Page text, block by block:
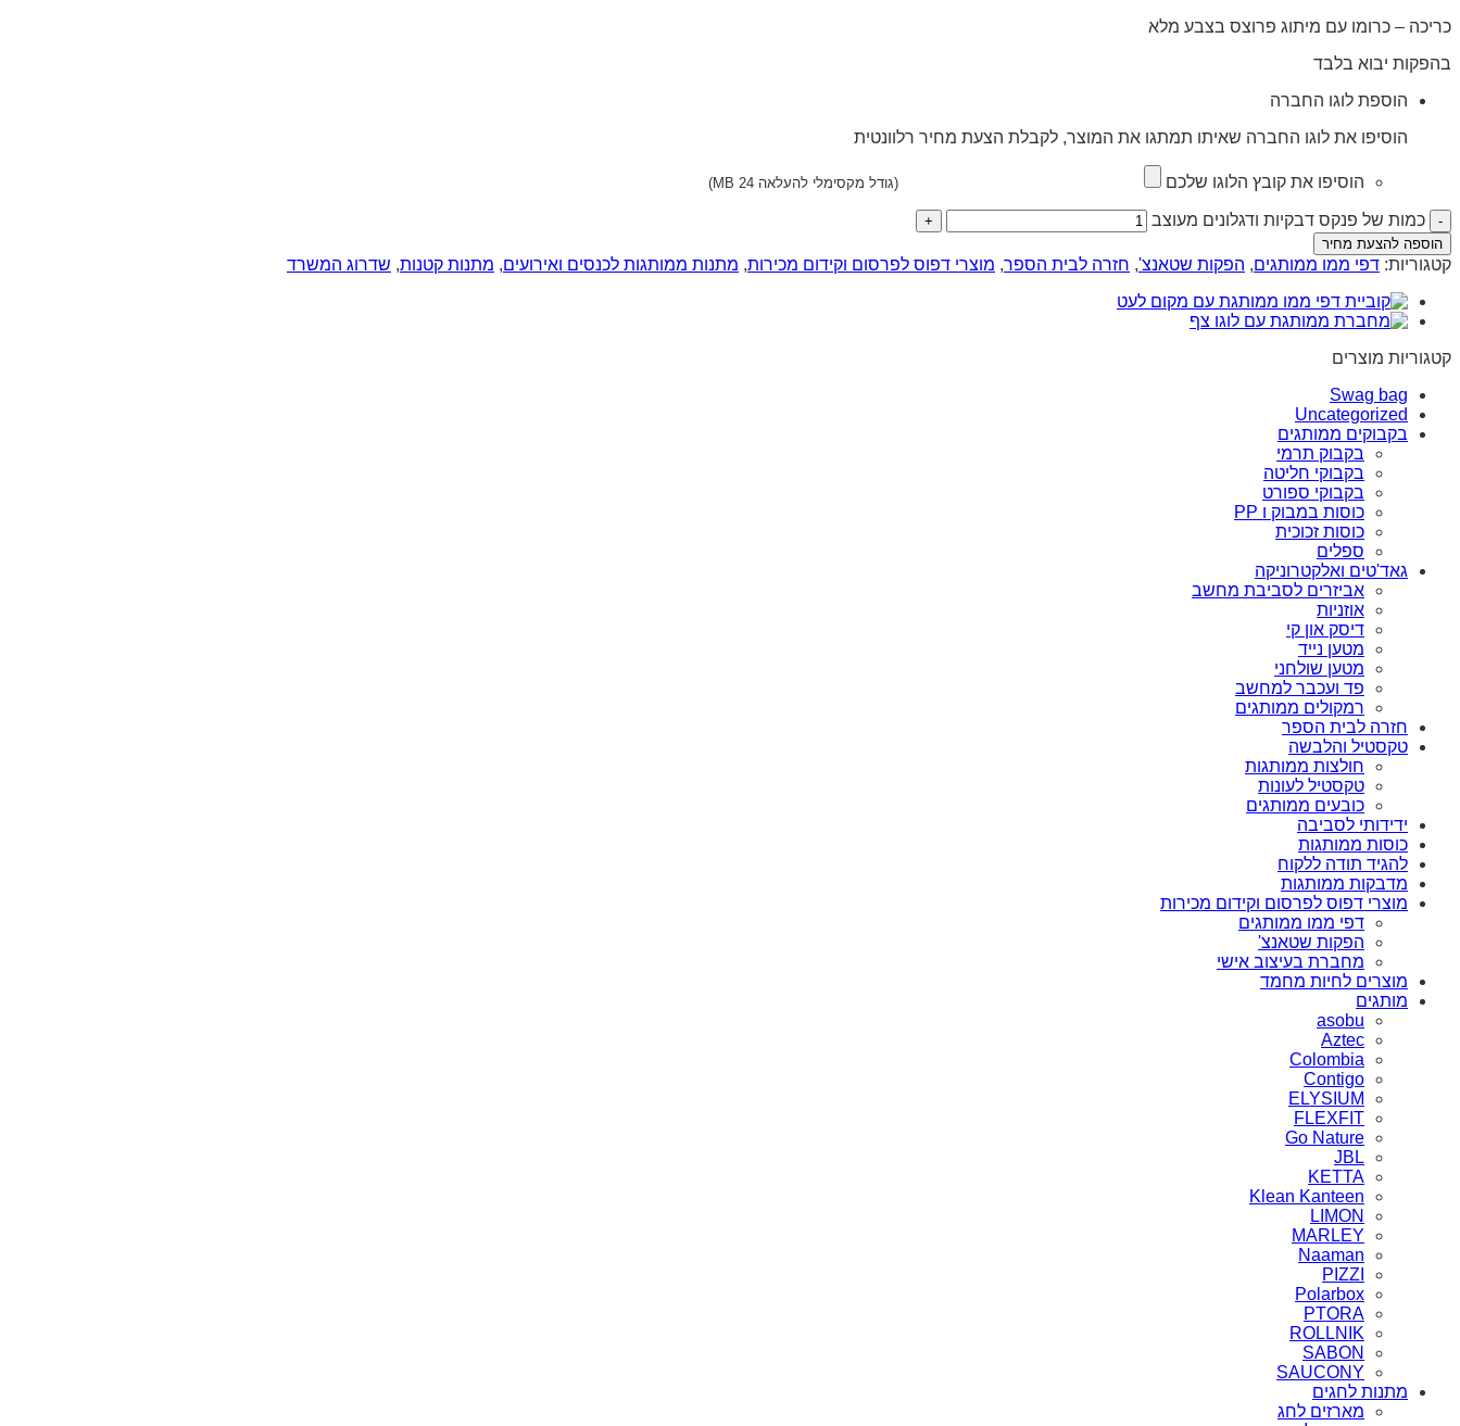
כריכה – כרומו עם מיתוג פרוצס בצבע מלא
בהפקות יבוא בלבד
הוספת לוגו החברה
הוסיפו את לוגו החברה שאיתו תמתגו את המוצר, לקבלת הצעת מחיר רלוונטית
הוסיפו את קובץ הלוגו שלכם (גודל מקסימלי להעלאה 24 MB)
כמות של פנקס דבקיות ודגלונים מעוצב
הוספה להצעת מחיר
קטגוריות: דפי ממו ממותגים, הפקות שטאנצ', חזרה לבית הספר, מוצרי דפוס לפרסום וקידום מכירות, מתנות ממותגות לכנסים ואירועים, מתנות קטנות, שדרוג המשרד
קטגוריות מוצרים
Swag bag
Uncategorized
בקבוקים ממותגים
בקבוק תרמי
בקבוקי חליטה
בקבוקי ספורט
כוסות במבוק ו PP
כוסות זכוכית
ספלים
גאד'טים ואלקטרוניקה
אביזרים לסביבת מחשב
אוזניות
דיסק און קי
מטען נייד
מטען שולחני
פד ועכבר למחשב
רמקולים ממותגים
חזרה לבית הספר
טקסטיל והלבשה
חולצות ממותגות
טקסטיל לעונות
כובעים ממותגים
ידידותי לסביבה
כוסות ממותגות
להגיד תודה ללקוח
מדבקות ממותגות
מוצרי דפוס לפרסום וקידום מכירות
דפי ממו ממותגים
הפקות שטאנצ'
מחברת בעיצוב אישי
מוצרים לחיות מחמד
מותגים
asobu
Aztec
Colombia
Contigo
ELYSIUM
FLEXFIT
Go Nature
JBL
KETTA
Klean Kanteen
LIMON
MARLEY
Naaman
PIZZI
Polarbox
PTORA
ROLLNIK
SABON
SAUCONY
מתנות לחגים
מארזים לחג